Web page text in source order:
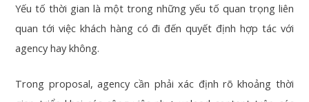
Yếu tố thời gian là một trong những yếu tố quan trọng liên
quan tới việc khách hàng có đi đến quyết định hợp tác với
agency hay không.
Trong proposal, agency cần phải xác định rõ khoảng thời